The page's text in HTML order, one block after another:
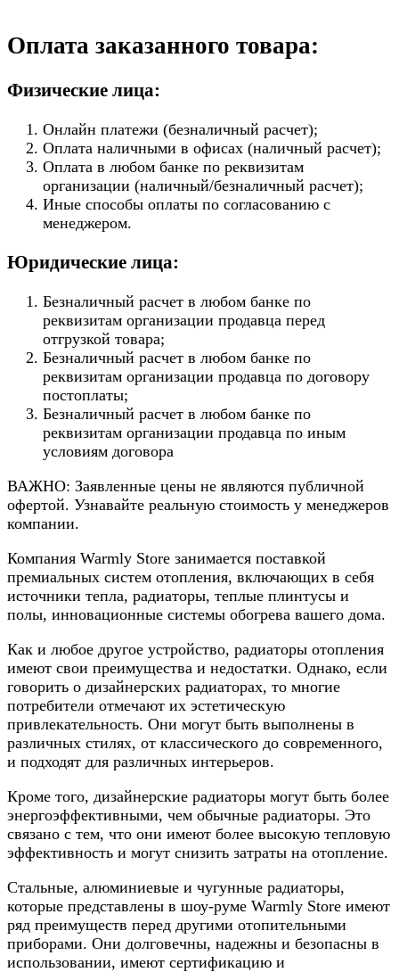
Оплата заказанного товара:
Физические лица:
Онлайн платежи (безналичный расчет);
Оплата наличными в офисах (наличный расчет);
Оплата в любом банке по реквизитам
организации (наличный/безналичный расчет);
Иные способы оплаты по согласованию с
менеджером.
Юридические лица:
Безналичный расчет в любом банке по
реквизитам организации продавца перед
отгрузкой товара;
Безналичный расчет в любом банке по
реквизитам организации продавца по договору
постоплаты;
Безналичный расчет в любом банке по
реквизитам организации продавца по иным
условиям договора
ВАЖНО: Заявленные цены не являются публичной
офертой. Узнавайте реальную стоимость у менеджеров
компании.
Компания Warmly Store занимается поставкой
премиальных систем отопления, включающих в себя
источники тепла, радиаторы, теплые плинтусы и
полы, инновационные системы обогрева вашего дома.
Как и любое другое устройство, радиаторы отопления
имеют свои преимущества и недостатки. Однако, если
говорить о дизайнерских радиаторах, то многие
потребители отмечают их эстетическую
привлекательность. Они могут быть выполнены в
различных стилях, от классического до современного,
и подходят для различных интерьеров.
Кроме того, дизайнерские радиаторы могут быть более
энергоэффективными, чем обычные радиаторы. Это
связано с тем, что они имеют более высокую тепловую
эффективность и могут снизить затраты на отопление.
Стальные, алюминиевые и чугунные радиаторы,
которые представлены в шоу-руме Warmly Store имеют
ряд преимуществ перед другими отопительными
приборами. Они долговечны, надежны и безопасны в
использовании, имеют сертификацию и